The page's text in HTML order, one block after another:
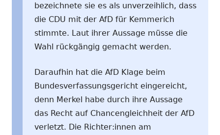
bezeichnete sie es als unverzeihlich, dass
die CDU mit der AfD für Kemmerich
stimmte. Laut ihrer Aussage müsse die
Wahl rückgängig gemacht werden.
Daraufhin hat die AfD Klage beim
Bundesverfassungsgericht eingereicht,
denn Merkel habe durch ihre Aussage
das Recht auf Chancengleichheit der AfD
verletzt. Die Richter:innen am